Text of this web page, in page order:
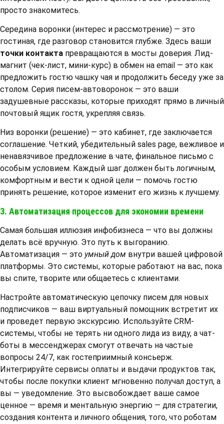
просто знакомитесь.
Середина воронки (интерес и рассмотрение) — это
гостиная, где разговор становится глубже. Здесь ваши
точки контакта превращаются в мосты доверия. Лид-
магнит (чек-лист, мини-курс) в обмен на email — это как
предложить гостю чашку чая и продолжить беседу уже за
столом. Серия писем-автоворонок — это ваши
задушевные рассказы, которые приходят прямо в личный
почтовый ящик гостя, укрепляя связь.
Низ воронки (решение) — это кабинет, где заключается
соглашение. Четкий, убедительный sales page, вежливое и
ненавязчивое предложение в чате, финальное письмо с
особым условием. Каждый шаг должен быть логичным,
комфортным и вести к одной цели — помочь гостю
принять решение, которое изменит его жизнь к лучшему.
3. Автоматизация процессов для экономии времени
Самая большая иллюзия инфобизнеса — что вы должны
делать всё вручную. Это путь к выгоранию.
Автоматизация — это умный дом внутри вашей цифровой
платформы. Это системы, которые работают на вас, пока
вы спите, творите или общаетесь с клиентами.
Настройте автоматическую цепочку писем для новых
подписчиков — ваш виртуальный помощник встретит их
и проведет первую экскурсию. Используйте CRM-
системы, чтобы не терять ни одного лида из виду, а чат-
боты в мессенджерах смогут отвечать на частые
вопросы 24/7, как гостеприимный консьерж.
Интегрируйте сервисы оплаты и выдачи продуктов так,
чтобы после покупки клиент мгновенно получал доступ, а
вы — уведомление. Это высвобождает ваше самое
ценное — время и ментальную энергию — для стратегии,
создания контента и личного общения, того, что роботам